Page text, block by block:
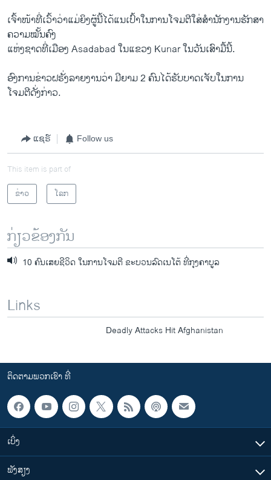
ເຈົ້າໜ້າທີ່ເວົ້າວ່າແມ່ຍິງຜູ້ນີ້ໄດ້ແນເປົ້າໃນການໂຈມຕີໃສ່ສຳນັກງານຮັກສາ
ຄວາມໝັ້ນຄົງ
ແຫ່ງຊາດທີ່ເມືອງ Asadabad ໃນແຂວງ Kunar ໃນວັນເສົາມື້ນີ້.
ອົງການຂ່າວຝຣັ່ງລາຍງານວ່າ ມີຍາມ 2 ຄົນໄດ້ຮັບບາດເຈັບໃນການ
ໂຈມຕີດັ່ງກ່າວ.
ແຊຣ໌ Follow us
This item is part of
ຂ່າວ
ໂລກ
ກ່ຽວຂ້ອງກັນ
10 ຄົນເສຍຊີວິດ ໃນການໂຈມຕີ ຂະບວນລົດເນໂຕ້ ທີ່ກຸງຄາບູລ
Links
Deadly Attacks Hit Afghanistan
ຕິດຕາມພວກເຮົາ ທີ່
ເບິ່ງ
ຟັງສຽງ